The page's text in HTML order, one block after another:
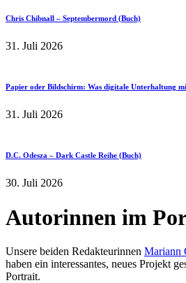
Chris Chibnall – Septembermord (Buch)
31. Juli 2026
Papier oder Bildschirm: Was digitale Unterhaltung
31. Juli 2026
D.C. Odesza – Dark Castle Reihe (Buch)
30. Juli 2026
Autorinnen im
Unsere beiden Redakteurinnen Mariann
haben ein interessantes, neues Projekt
Portrait.